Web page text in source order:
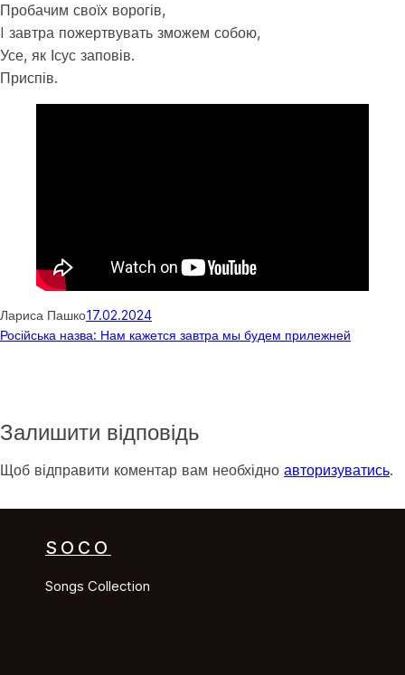
Пробачим своїх ворогів,
I завтра пожертвувать зможем собою,
Усе, як Ісус заповів.
Приспів.
Лариса Пашко17.02.2024
Російська назва: Нам кажется завтра мы будем прилежней
Залишити відповідь
Щоб відправити коментар вам необхідно авторизуватись.
SOCO
Songs Collection